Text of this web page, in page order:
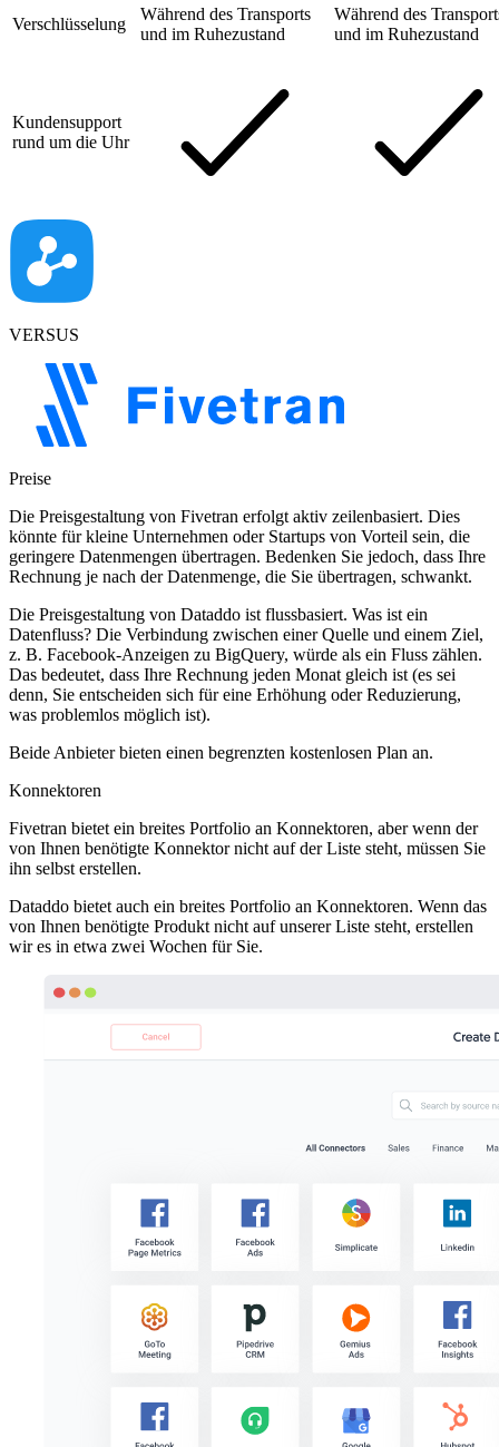
Verschlüsselung
Während des Transports
und im Ruhezustand
Während des
und im Ruhezustand
Kundensupport
rund um die Uhr
VERSUS
Preise
Die Preisgestaltung von Fivetran erfolgt aktiv zeilenbasiert. Dies
könnte für kleine Unternehmen oder Startups von Vorteil sein, die
geringere Datenmengen übertragen. Bedenken Sie jedoch, dass Ihre
Rechnung je nach der Datenmenge, die Sie übertragen, schwankt.
Die Preisgestaltung von Dataddo ist flussbasiert. Was ist ein
Datenfluss? Die Verbindung zwischen einer Quelle und einem Ziel,
z. B. Facebook-Anzeigen zu BigQuery, würde als ein Fluss zählen.
Das bedeutet, dass Ihre Rechnung jeden Monat gleich ist (es sei
denn, Sie entscheiden sich für eine Erhöhung oder Reduzierung,
was problemlos möglich ist).
Beide Anbieter bieten einen begrenzten kostenlosen Plan an.
Konnektoren
Fivetran bietet ein breites Portfolio an Konnektoren, aber wenn der
von Ihnen benötigte Konnektor nicht auf der Liste steht, müssen Sie
ihn selbst erstellen.
Dataddo bietet auch ein breites Portfolio an Konnektoren. Wenn das
von Ihnen benötigte Produkt nicht auf unserer Liste steht, erstellen
wir es in etwa zwei Wochen für Sie.